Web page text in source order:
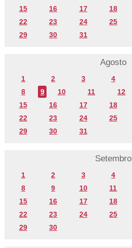
15
16 17 18
22
23 24 25
29
30 31
Agosto
1 2 3 4
8
9 10 11 12
15
16 17 18
22
23 24 25
29
30 31
Setembro
1 2 3 4
8
9 10 11
15
16 17 18
22
23 24 25
29
30